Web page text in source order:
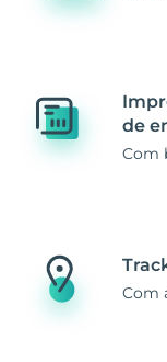
de
Com
Com